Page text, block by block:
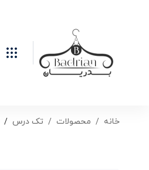
خانه محصولات تک درس